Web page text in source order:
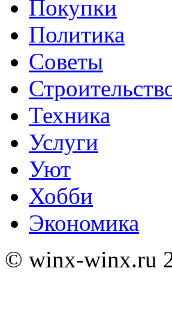
Покупки
Политика
Советы
Техника
Услуги
Уют
Хобби
Экономика
© winx-winx.ru